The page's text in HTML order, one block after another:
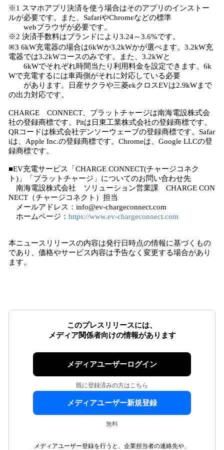
※1 スマホアプリ決済を使う場合はそのアプリのインストー
ルが必要です。また、SafariやChromeなどの標準
webブラウザが必要です。
※2 決済手数料はブランドにより3.24～3.6%です。
※3 6kW充電器の場合は6kWか3.2kWかが選べます。3.2kW充
電器では3.2kWコースのみです。また、3.2kWと
6kWでそれぞれ時間当たり利用料金を設定できます。6k
Wで充電するには車両側がそれに対応している必要
があります。日産サクラや三菱ekクロスEVは2.9kWまで
の出力対応です。
CHARGE CONNECT、プラットチャージは南海電設株式会
社の登録商標です。Pitは日東工業株式会社の登録商標です。
QRコードは株式会社デンソーウェーブの登録商標です。Safar
iは、Apple Inc.の登録商標です。Chromeは、Google LLCの登
録商標です。
■EV充電サービス「CHARGE CONNECT(チャージコネク
ト)」「プラットチャージ」についてのお問い合わせ先
南海電設株式会社 ソリューション営業課 CHARGE CON
NECT（チャージコネクト）担当
メールアドレス：info@ev-chargeconnect.com
ホームページ： https://www.ev-chargeconnect.com
本ニュースリリースの内容は発行日時点の情報に基づくもの
であり、価格やサービス内容は予告なく変更する場合があり
ます。
このプレスリリースには、
メディア関係者向けの情報があります
メディアユーザーログイン
既に登録済みの方はこちら
メディアユーザー新規登録
無料
メディアユーザー登録を行うと、企業担当者の連絡先や、